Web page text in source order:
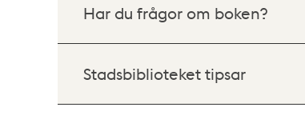
Har du frågor om boken?
Stadsbiblioteket tipsar